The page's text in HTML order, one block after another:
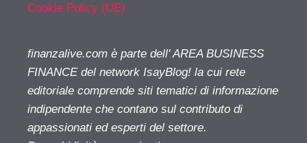
Cookie Policy (UE)
finanzalive.com è parte dell' AREA BUSINESS
FINANCE del network IsayBlog! la cui rete
editoriale comprende siti tematici di informazione
indipendente che contano sul contributo di
appassionati ed esperti del settore.